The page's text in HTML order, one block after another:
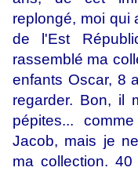
replongé, moi qui
de l'Est
rassemblé ma
enfants Oscar, 8
regarder. Bon, il
pépites...
Jacob, mais je
ma collection.